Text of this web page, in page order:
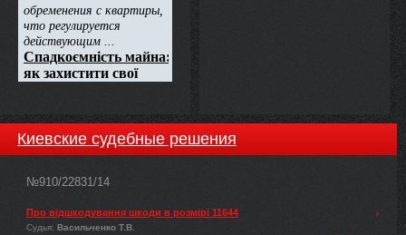
Киевские судебные решения
№910/22831/14
Про відшкодування шкоди в розмірі 11644
Судья: Васильченко Т.В.